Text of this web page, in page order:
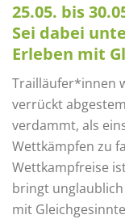
25.05. bis
Sei dabei
Erleben mit
Trailläufer*innen
verrückt
verdammt, als
Wettkämpfen zu
Wettkampfreise
bringt unglaublich
mit